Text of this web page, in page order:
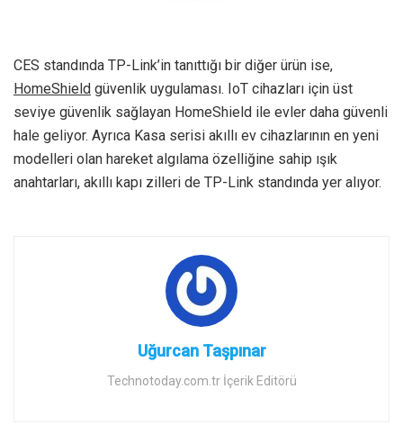
CES standında TP-Link’in tanıttığı bir diğer ürün ise,
HomeShield güvenlik uygulaması. IoT cihazları için üst
seviye güvenlik sağlayan HomeShield ile evler daha güvenli
hale geliyor. Ayrıca Kasa serisi akıllı ev cihazlarının en yeni
modelleri olan hareket algılama özelliğine sahip ışık
anahtarları, akıllı kapı zilleri de TP-Link standında yer alıyor.
Uğurcan Taşpınar
Technotoday.com.tr İçerik Editörü